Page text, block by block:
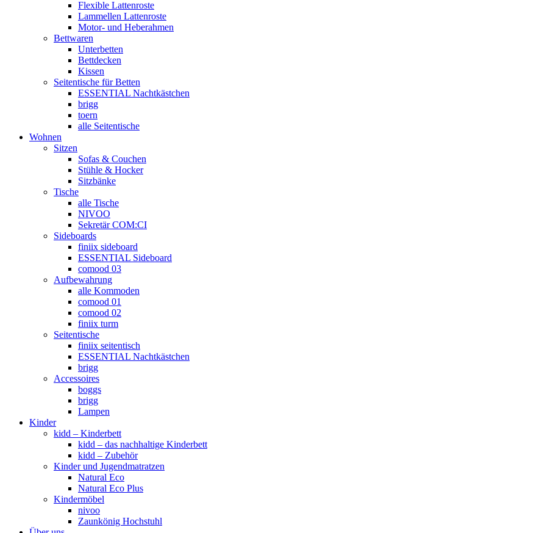
Flexible Lattenroste
Lammellen Lattenroste
Motor- und Heberahmen
Bettwaren
Unterbetten
Bettdecken
Kissen
Seitentische für Betten
ESSENTIAL Nachtkästchen
brigg
toern
alle Seitentische
Wohnen
Sitzen
Sofas & Couchen
Stühle & Hocker
Sitzbänke
Tische
alle Tische
NIVOO
Sekretär COM:CI
Sideboards
finiix sideboard
ESSENTIAL Sideboard
comood 03
Aufbewahrung
alle Kommoden
comood 01
comood 02
finiix turm
Seitentische
finiix seitentisch
ESSENTIAL Nachtkästchen
brigg
Accessoires
boggs
brigg
Lampen
Kinder
kidd – Kinderbett
kidd – das nachhaltige Kinderbett
kidd – Zubehör
Kinder und Jugendmatratzen
Natural Eco
Natural Eco Plus
Kindermöbel
nivoo
Zaunkönig Hochstuhl